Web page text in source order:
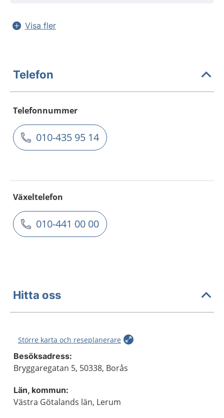
Visa fler
Telefon
Telefonnummer
010-435 95 14
Växeltelefon
010-441 00 00
Hitta oss
Större karta och reseplanerare
Besöksadress:
Bryggaregatan 5, 50338, Borås
Län, kommun:
Västra Götalands län, Lerum